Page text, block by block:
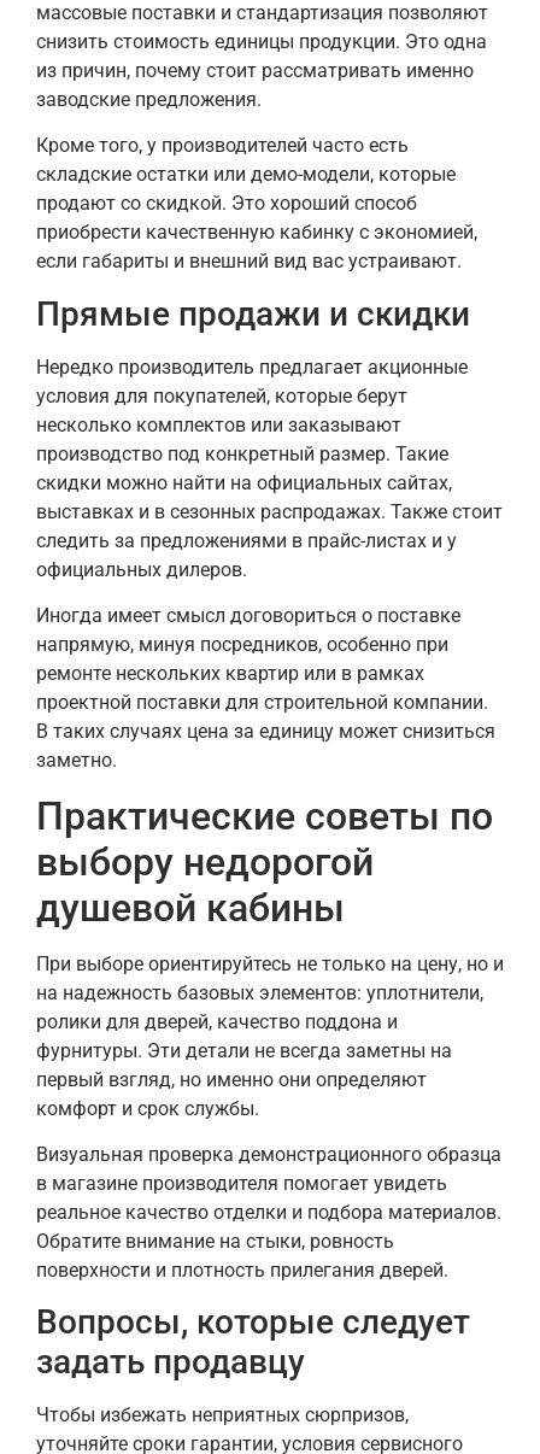
массовые поставки и стандартизация позволяют
снизить стоимость единицы продукции. Это одна
из причин, почему стоит рассматривать именно
заводские предложения.
Кроме того, у производителей часто есть
складские остатки или демо-модели, которые
продают со скидкой. Это хороший способ
приобрести качественную кабинку с экономией,
если габариты и внешний вид вас устраивают.
Прямые продажи и скидки
Нередко производитель предлагает акционные
условия для покупателей, которые берут
несколько комплектов или заказывают
производство под конкретный размер. Такие
скидки можно найти на официальных сайтах,
выставках и в сезонных распродажах. Также стоит
следить за предложениями в прайс-листах и у
официальных дилеров.
Иногда имеет смысл договориться о поставке
напрямую, минуя посредников, особенно при
ремонте нескольких квартир или в рамках
проектной поставки для строительной компании.
В таких случаях цена за единицу может снизиться
заметно.
Практические советы по
выбору недорогой
душевой кабины
При выборе ориентируйтесь не только на цену, но и
на надежность базовых элементов: уплотнители,
ролики для дверей, качество поддона и
фурнитуры. Эти детали не всегда заметны на
первый взгляд, но именно они определяют
комфорт и срок службы.
Визуальная проверка демонстрационного образца
в магазине производителя помогает увидеть
реальное качество отделки и подбора материалов.
Обратите внимание на стыки, ровность
поверхности и плотность прилегания дверей.
Вопросы, которые следует
задать продавцу
Чтобы избежать неприятных сюрпризов,
уточняйте сроки гарантии, условия сервисного